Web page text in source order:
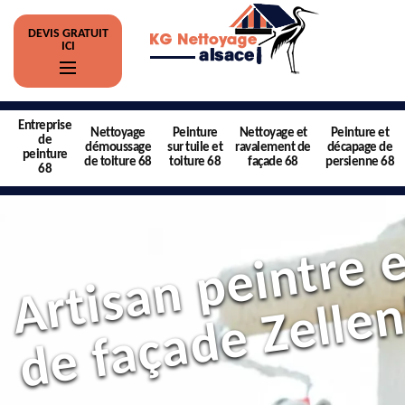
DEVIS GRATUIT
ICI
Entreprise
de
peinture
68
Nettoyage
démoussage
de toiture 68
Peinture
sur tuile et
toiture 68
Nettoyage et
ravalement de
façade 68
Peinture et
décapage de
persienne 68